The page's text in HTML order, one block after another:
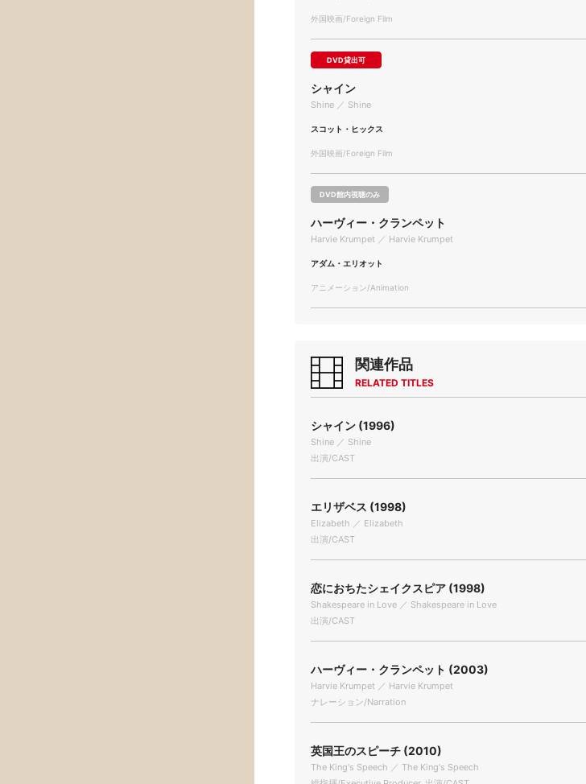
外国映画/Foreign Film
DVD貸出可
シャイン
Shine ／ Shine
スコット・ヒックス
外国映画/Foreign Film
DVD館内視聴のみ
ハーヴィー・クランペット
Harvie Krumpet ／ Harvie Krumpet
アダム・エリオット
アニメーション/Animation
関連作品
RELATED TITLES
シャイン (1996)
Shine ／ Shine
出演/CAST
エリザベス (1998)
Elizabeth ／ Elizabeth
出演/CAST
恋におちたシェイクスピア (1998)
Shakespeare in Love ／ Shakespeare in Love
出演/CAST
ハーヴィー・クランペット (2003)
Harvie Krumpet ／ Harvie Krumpet
ナレーション/Narration
英国王のスピーチ (2010)
The King's Speech ／ The King's Speech